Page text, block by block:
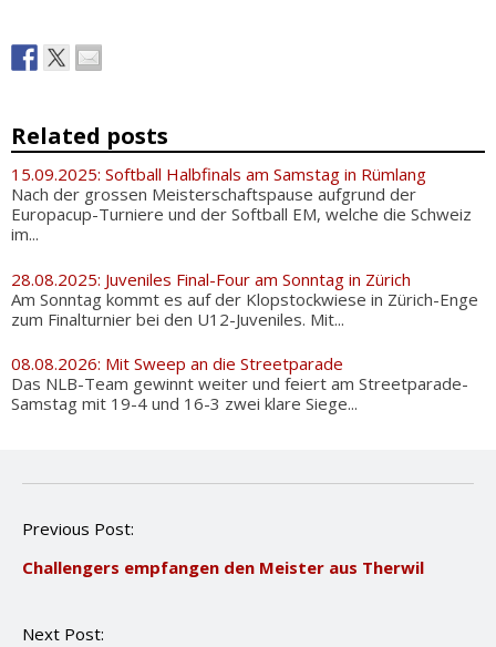
Related posts
15.09.2025: Softball Halbfinals am Samstag in Rümlang
Nach der grossen Meisterschaftspause aufgrund der
Europacup-Turniere und der Softball EM, welche die Schweiz
im...
28.08.2025: Juveniles Final-Four am Sonntag in Zürich
Am Sonntag kommt es auf der Klopstockwiese in Zürich-Enge
zum Finalturnier bei den U12-Juveniles. Mit...
08.08.2026: Mit Sweep an die Streetparade
Das NLB-Team gewinnt weiter und feiert am Streetparade-
Samstag mit 19-4 und 16-3 zwei klare Siege...
P
s
a
Previous Post:
Challengers empfangen den Meister aus Therwil
Next Post: